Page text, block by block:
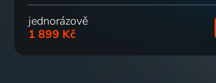
jednorázově
1 899 Kč